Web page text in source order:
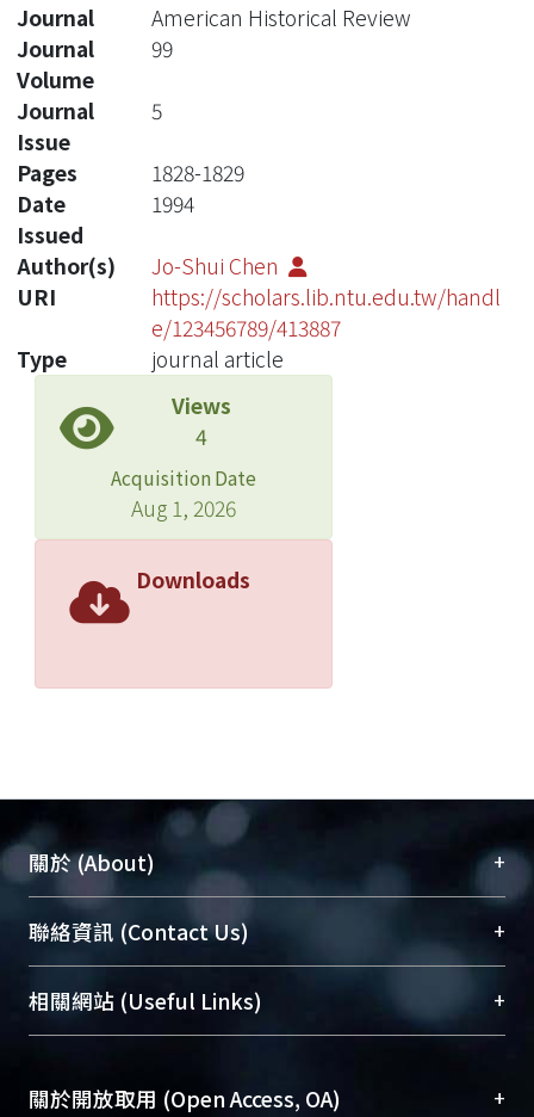
Journal
American Historical Review
Journal
Volume
99
Journal
Issue
5
Pages
1828-1829
Date
Issued
1994
Author(s)
Jo-Shui Chen
URI
https://scholars.lib.ntu.edu.tw/handl
e/123456789/413887
Type
journal article
Views
4
Acquisition Date
Aug 1, 2026
Downloads
關於 (About) +
臺大位居世界頂尖大學之列，為永久珍藏及向國際
展現本校豐碩的研究成果及學術能量，圖書館整合
機構典藏（NTUR）與學術庫（AH）不同功能平
台，成為臺大學術典藏NTU scholars。期能整合研
成果。
聯絡資訊 (Contact Us) +
總館學科館員(Main Library)
醫學圖書館學科館員(Medical Library)
Sciences Library)
相關網站 (Useful Links) +
關於開放取用 (Open Access, OA) +